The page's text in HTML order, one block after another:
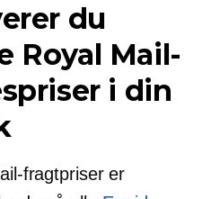
du
Royal Mail-
i din
fragtpriser er